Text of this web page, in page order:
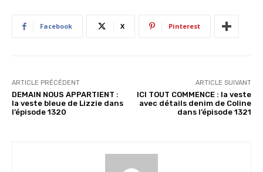
t
Facebook X Pinterest
ARTICLE PRÉCÉDENT
DEMAIN NOUS APPARTIENT :
la veste bleue de Lizzie dans
l’épisode 1320
ARTICLE SUIVANT
ICI TOUT COMMENCE : la veste
avec détails denim de Coline
dans l’épisode 1321